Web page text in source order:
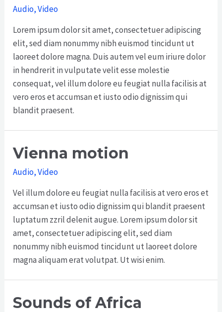
Audio,Video
Lorem ipsum dolor sit amet, consectetuer adipiscing
elit, sed diam nonummy nibh euismod tincidunt ut
laoreet dolore magna. Duis autem vel eum iriure dolor
in hendrerit in vulputate velit esse molestie
consequat, vel illum dolore eu feugiat nulla facilisis at
vero eros et accumsan et iusto odio dignissim qui
blandit praesent.
Vienna motion
Audio,Video
Vel illum dolore eu feugiat nulla facilisis at vero eros et
accumsan et iusto odio dignissim qui blandit praesent
luptatum zzril delenit augue. Lorem ipsum dolor sit
amet, consectetuer adipiscing elit, sed diam
nonummy nibh euismod tincidunt ut laoreet dolore
magna aliquam erat volutpat. Ut wisi enim.
Sounds of Africa